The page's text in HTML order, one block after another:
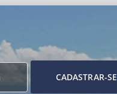
CADASTRAR-SE